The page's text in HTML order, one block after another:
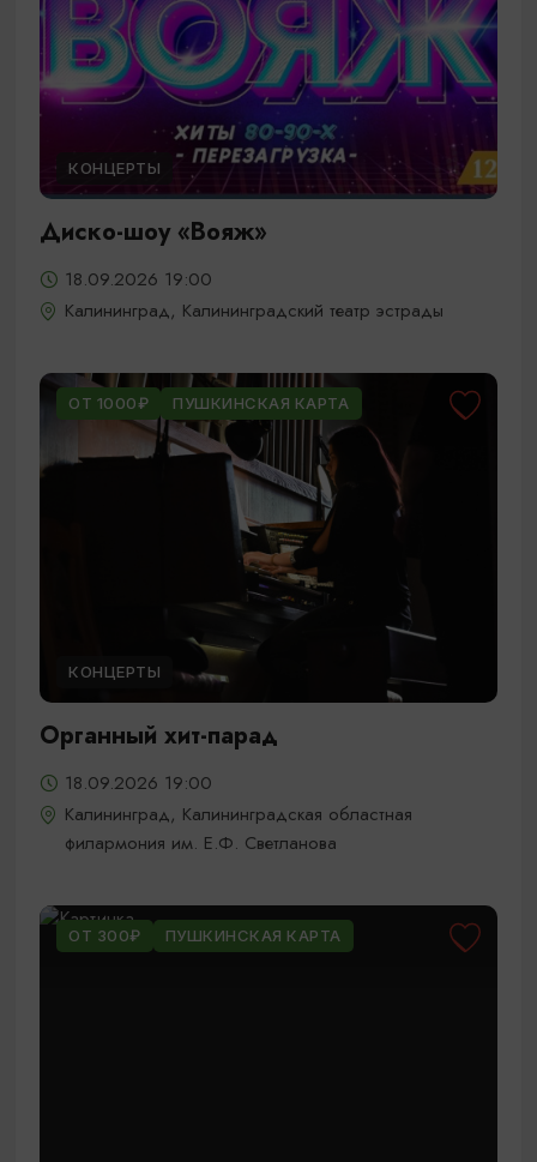
КОНЦЕРТЫ
Диско-шоу «Вояж»
18.09.2026 19:00
Калининград, Калининградский театр эстрады
ОТ 1000₽ ПУШКИНСКАЯ КАРТА
КОНЦЕРТЫ
Органный хит-парад
18.09.2026 19:00
Калининград, Калининградская областная
филармония им. Е.Ф. Светланова
ОТ 300₽ ПУШКИНСКАЯ КАРТА